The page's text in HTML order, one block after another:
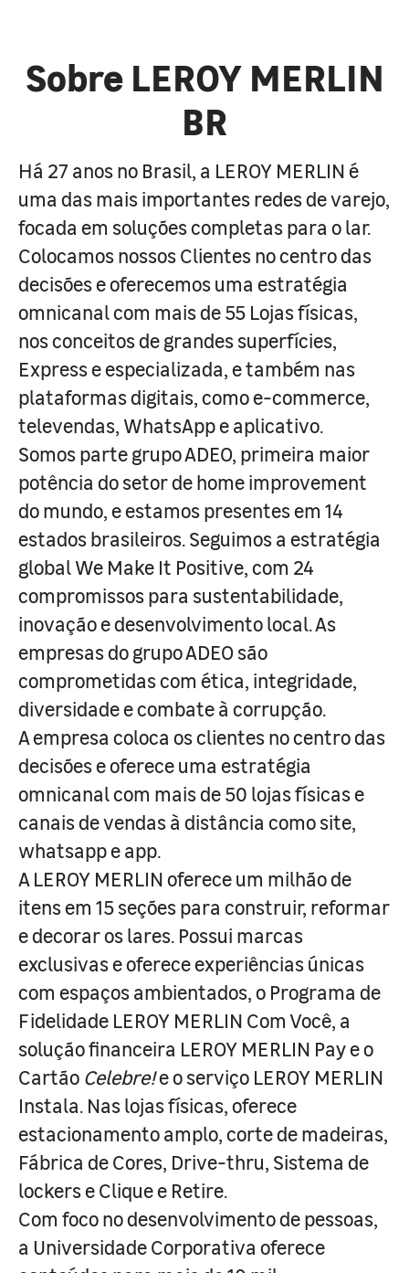
Sobre LEROY MERLIN
BR
Há 27 anos no Brasil, a LEROY MERLIN é
uma das mais importantes redes de varejo,
focada em soluções completas para o lar.
Colocamos nossos Clientes no centro das
decisões e oferecemos uma estratégia
omnicanal com mais de 55 Lojas físicas,
nos conceitos de grandes superfícies,
Express e especializada, e também nas
plataformas digitais, como e-commerce,
televendas, WhatsApp e aplicativo.
Somos parte grupo ADEO, primeira maior
potência do setor de home improvement
do mundo, e estamos presentes em 14
estados brasileiros. Seguimos a estratégia
global We Make It Positive, com 24
compromissos para sustentabilidade,
inovação e desenvolvimento local. As
empresas do grupo ADEO são
comprometidas com ética, integridade,
diversidade e combate à corrupção.
A empresa coloca os clientes no centro das
decisões e oferece uma estratégia
omnicanal com mais de 50 lojas físicas e
canais de vendas à distância como site,
whatsapp e app.
A LEROY MERLIN oferece um milhão de
itens em 15 seções para construir, reformar
e decorar os lares. Possui marcas
exclusivas e oferece experiências únicas
com espaços ambientados, o Programa de
Fidelidade LEROY MERLIN Com Você, a
solução financeira LEROY MERLIN Pay e o
Cartão Celebre!e o serviço LEROY MERLIN
Instala. Nas lojas físicas, oferece
estacionamento amplo, corte de madeiras,
Fábrica de Cores, Drive-thru, Sistema de
lockers e Clique e Retire.
Com foco no desenvolvimento de pessoas,
a Universidade Corporativa oferece